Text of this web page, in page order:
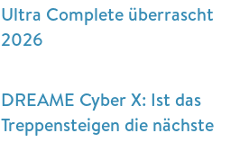
Ultra Complete überrascht
2026
DREAME Cyber X: Ist das
Treppensteigen die nächste